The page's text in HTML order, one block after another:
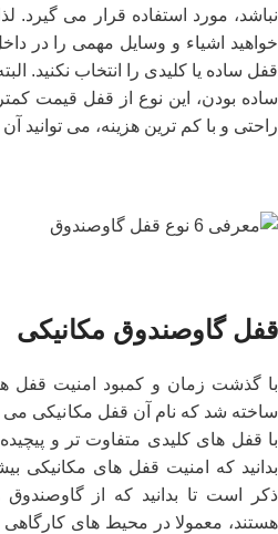
نباشد، مورد استفاده قرار می گیرد.
خواهید اشیاء و وسایل مهمی را در
قفل ساده یا کلیدی را انتخاب نکنید.
ساده بودن، این نوع از قفل قیمت
راحتی و با کم ترین هزینه، می توانید
قفل گاوصندوق مکانیکی
با گذشت زمان و کمبود امنیت قفل
ساخته شد که نام آن قفل مکانیکی می
با قفل های کلیدی متفاوت تر و
بدانید که امنیت قفل های مکانیکی
ذکر است تا بدانید که از
هستند، معمولا در محیط های